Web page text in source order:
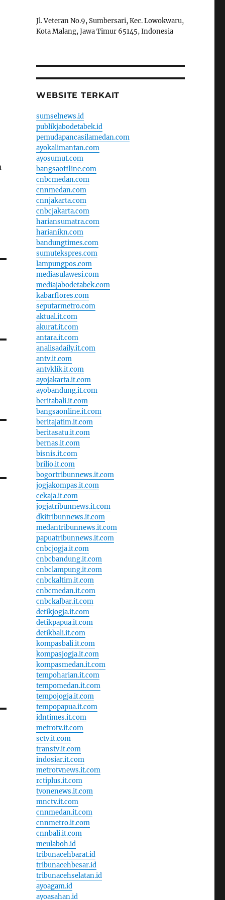
Jl. Veteran No.9, Sumbersari, Kec. Lowokwaru,
Kota Malang, Jawa Timur 65145, Indonesia
WEBSITE TERKAIT
sumselnews.id
publikjabodetabek.id
pemudapancasilamedan.com
ayokalimantan.com
ayosumut.com
bangsaoffline.com
cnbcmedan.com
cnnmedan.com
cnnjakarta.com
cnbcjakarta.com
hariansumatra.com
harianikn.com
bandungtimes.com
sumutekspres.com
lampungpos.com
mediasulawesi.com
mediajabodetabek.com
kabarflores.com
seputarmetro.com
aktual.it.com
akurat.it.com
antara.it.com
analisadaily.it.com
antv.it.com
antvklik.it.com
ayojakarta.it.com
ayobandung.it.com
beritabali.it.com
bangsaonline.it.com
beritajatim.it.com
beritasatu.it.com
bernas.it.com
bisnis.it.com
brilio.it.com
bogortribunnews.it.com
jogjakompas.it.com
cekaja.it.com
jogjatribunnews.it.com
dkitribunnews.it.com
medantribunnews.it.com
papuatribunnews.it.com
cnbcjogja.it.com
cnbcbandung.it.com
cnbclampung.it.com
cnbckaltim.it.com
cnbcmedan.it.com
cnbckalbar.it.com
detikjogja.it.com
detikpapua.it.com
detikbali.it.com
kompasbali.it.com
kompasjogja.it.com
kompasmedan.it.com
tempoharian.it.com
tempomedan.it.com
tempojogja.it.com
tempopapua.it.com
idntimes.it.com
metrotv.it.com
sctv.it.com
transtv.it.com
indosiar.it.com
metrotvnews.it.com
rctiplus.it.com
tvonenews.it.com
mnctv.it.com
cnnmedan.it.com
cnnmetro.it.com
cnnbali.it.com
meulaboh.id
tribunacehbarat.id
tribunacehbesar.id
tribunacehselatan.id
ayoagam.id
ayoasahan.id